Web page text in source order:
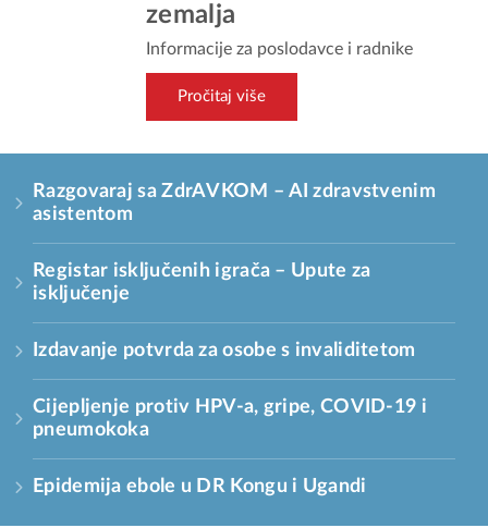
Informacije za poslodavce i radnike
Razgovaraj sa ZdrAVKOM – AI zdravstvenim
asistentom
Registar isključenih igrača – Upute za
isključenje
Izdavanje potvrda za osobe s invaliditetom
Cijepljenje protiv HPV-a, gripe, COVID-19 i
pneumokoka
Epidemija ebole u DR Kongu i Ugandi